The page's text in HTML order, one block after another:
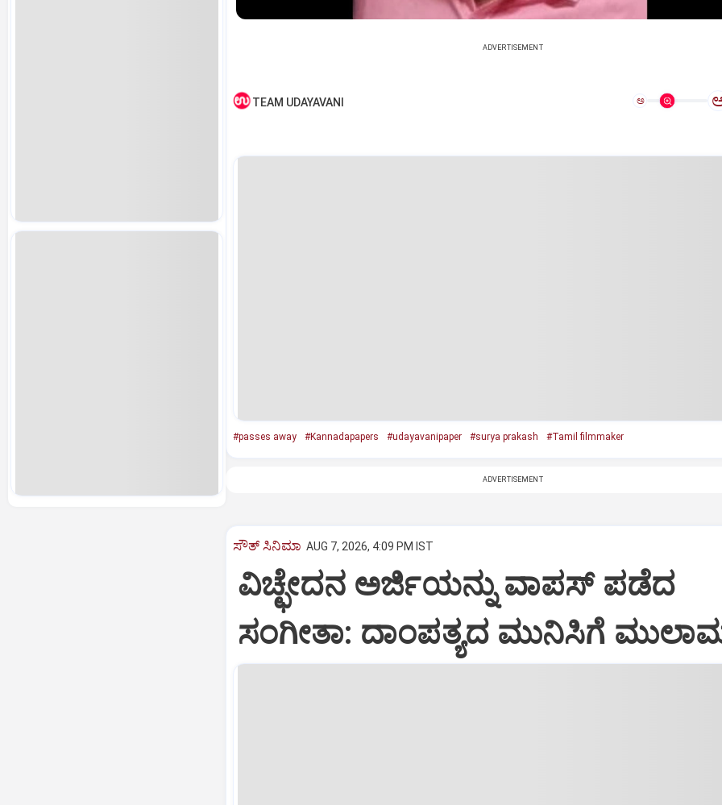
ADVERTISEMENT
TEAM UDAYAVANI ಅ
#passes away #Kannadapapers #udayavanipaper #surya prakash #Tamil filmmaker
ADVERTISEMENT
ಸೌತ್‌ ಸಿನಿಮಾ AUG 7, 2026, 4:09 PM IST
ವಿಚ್ಛೇದನ ಅರ್ಜಿಯನ್ನು ವಾಪಸ್‌ ಪಡೆದ
ಸಂಗೀತಾ: ದಾಂಪತ್ಯದ ಮುನಿಸಿಗೆ